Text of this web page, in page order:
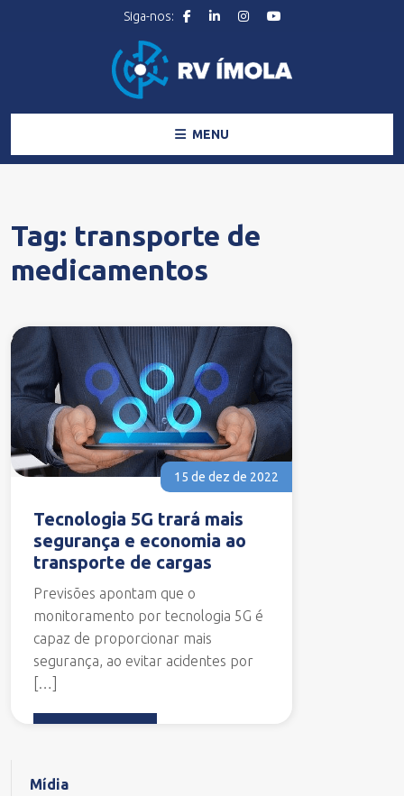
MENU
Tag: transporte de
medicamentos
Mídia
15 de dez de 2022
Tecnologia 5G trará mais
segurança e economia ao
transporte de cargas
Previsões apontam que o
monitoramento por tecnologia 5G é
capaz de proporcionar mais
segurança, ao evitar acidentes por
[…]